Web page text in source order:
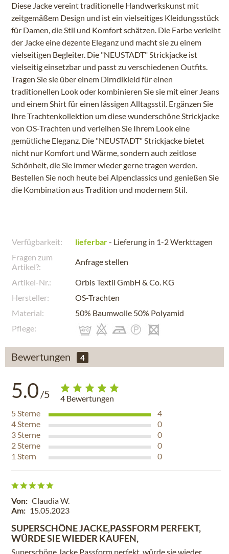
Diese Jacke vereint traditionelle Handwerkskunst mit
zeitgemäßem Design und ist ein vielseitiges Kleidungsstück
für Damen, die Stil und Komfort schätzen. Die Farbe verleiht
der Jacke eine dezente Eleganz und macht sie zu einem
vielseitigen Begleiter. Die "NEUSTADT" Strickjacke ist
vielseitig einsetzbar und passt zu verschiedenen Outfits.
Tragen Sie sie über einem Dirndlkleid für einen
traditionellen Look oder kombinieren Sie sie mit einer Jeans
und einem Shirt für einen lässigen Alltagsstil. Ergänzen Sie
Ihre Trachtenkollektion um diese wunderschöne Strickjacke
von OS-Trachten und verleihen Sie Ihrem Look eine
gemütliche Eleganz. Die "NEUSTADT" Strickjacke bietet
nicht nur Komfort und Wärme, sondern auch zeitlose
Schönheit, die Sie immer wieder gerne tragen werden.
Bestellen Sie noch heute bei Alpenclassics und genießen Sie
die Kombination aus Tradition und modernem Stil.
Verfügbarkeit: lieferbar- Lieferung in 1-2 Werkttagen
Fragen zum
Artikel?:
Anfrage stellen
Artikel-Nr.:
Orbis Textil GmbH & Co. KG
Hersteller:
OS-Trachten
Material:
50% Baumwolle 50% Polyamid
Pflege:
Bewertungen 4
5.0 /5 4 Bewertungen
5Sterne
4
4Sterne
0
3Sterne
0
2Sterne
0
1 Stern 0
Von: Claudia W.
Am: 15.05.2023
SUPERSCHÖNE JACKE,PASSFORM PERFEKT,
WÜRDE SIE WIEDER KAUFEN,
Superschöne Jacke,Passform perfekt, würde sie wieder